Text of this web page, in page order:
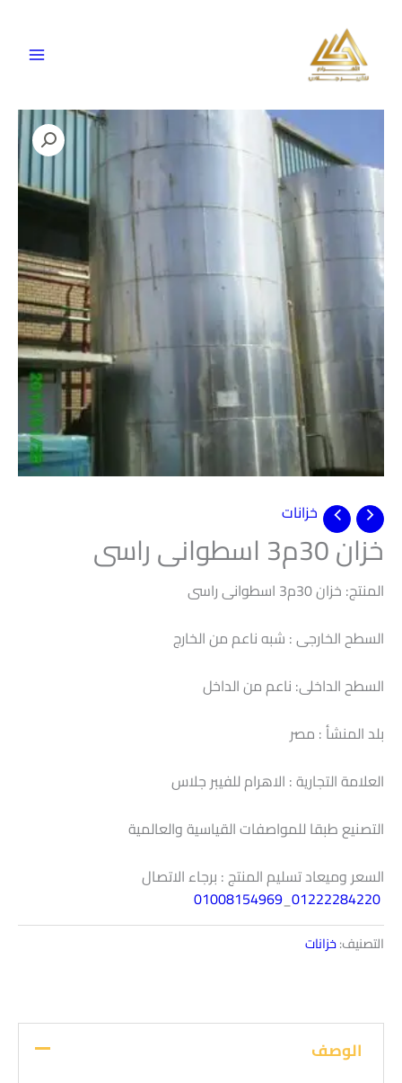
المحتوى
خزانات
خزان 30م3 اسطوانى راسى
المنتج: خزان 30م3 اسطوانى راسى
السطح الخارجى : شبه ناعم من الخارج
السطح الداخلى: ناعم من الداخل
بلد المنشأ : مصر
العلامة التجارية : الاهرام للفيبر جلاس
التصنيع طبقا للمواصفات القياسية والعالمية
السعر وميعاد تسليم المنتج : برجاء الاتصال
01222284220
_
01008154969
التصنيف:خزانات
الوصف